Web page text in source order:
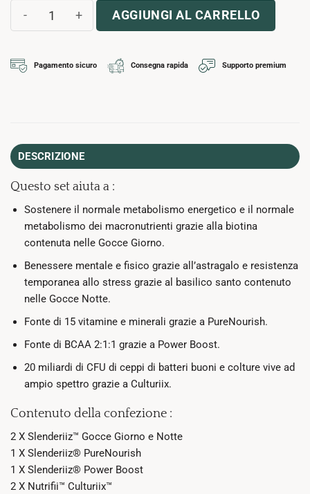
Cofanetto Essentiels 1 12 settimane quantità
AGGIUNGI AL CARRELLO
Pagamento sicuro Consegna rapida Supporto premium
DESCRIZIONE
Questo set aiuta a :
Sostenere il normale metabolismo energetico e il normale
metabolismo dei macronutrienti grazie alla biotina
contenuta nelle Gocce Giorno.
Benessere mentale e fisico grazie all’astragalo e resistenza
temporanea allo stress grazie al basilico santo contenuto
nelle Gocce Notte.
Fonte di 15 vitamine e minerali grazie a PureNourish.
Fonte di BCAA 2:1:1 grazie a Power Boost.
20 miliardi di CFU di ceppi di batteri buoni e colture vive ad
ampio spettro grazie a Culturiix.
Contenuto della confezione :
2 X Slenderiiz™ Gocce Giorno e Notte
1 X Slenderiiz® PureNourish
1 X Slenderiiz® Power Boost
2 X Nutrifii™ Culturiix™